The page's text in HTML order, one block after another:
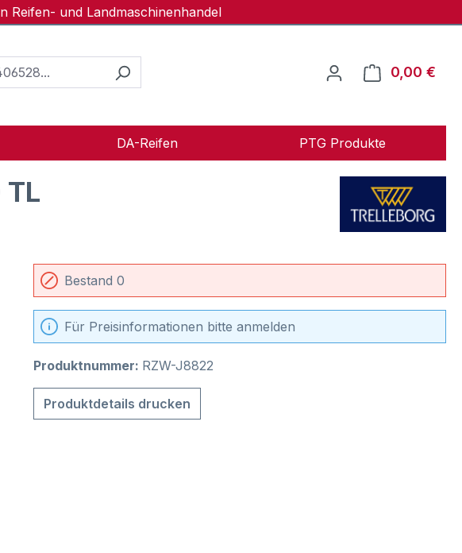
Reifen- und Landmaschinenhandel
0,00 €
DA-Reifen PTG Produkte
TL
Bestand 0
Für Preisinformationen bitte anmelden
Produktnummer: RZW-J8822
Produktdetails drucken